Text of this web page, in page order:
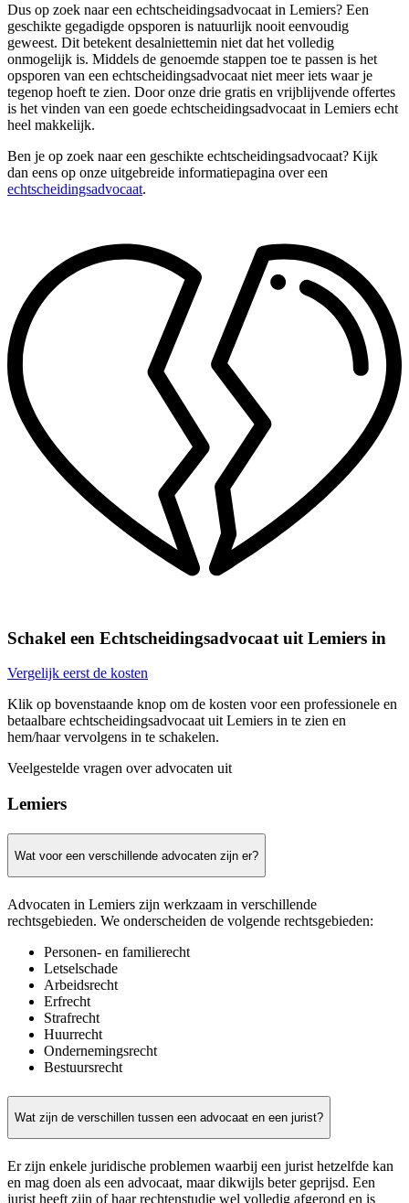
Dus op zoek naar een echtscheidingsadvocaat in Lemiers? Een
geschikte gegadigde opsporen is natuurlijk nooit eenvoudig
geweest. Dit betekent desalniettemin niet dat het volledig
onmogelijk is. Middels de genoemde stappen toe te passen is het
opsporen van een echtscheidingsadvocaat niet meer iets waar je
tegenop hoeft te zien. Door onze drie gratis en vrijblijvende offertes
is het vinden van een goede echtscheidingsadvocaat in Lemiers echt
heel makkelijk.
Ben je op zoek naar een geschikte echtscheidingsadvocaat? Kijk
dan eens op onze uitgebreide informatiepagina over een
echtscheidingsadvocaat.
Schakel een Echtscheidingsadvocaat uit Lemiers in
Vergelijk eerst de kosten
Klik op bovenstaande knop om de kosten voor een professionele en
betaalbare echtscheidingsadvocaat uit Lemiers in te zien en
hem/haar vervolgens in te schakelen.
Veelgestelde vragen over advocaten uit
Lemiers
Wat voor een verschillende advocaten zijn er?
Advocaten in Lemiers zijn werkzaam in verschillende
rechtsgebieden. We onderscheiden de volgende rechtsgebieden:
Personen- en familierecht
Letselschade
Arbeidsrecht
Erfrecht
Strafrecht
Huurrecht
Ondernemingsrecht
Bestuursrecht
Wat zijn de verschillen tussen een advocaat en een jurist?
Er zijn enkele juridische problemen waarbij een jurist hetzelfde kan
en mag doen als een advocaat, maar dikwijls beter geprijsd. Een
jurist heeft zijn of haar rechtenstudie wel volledig afgerond en is